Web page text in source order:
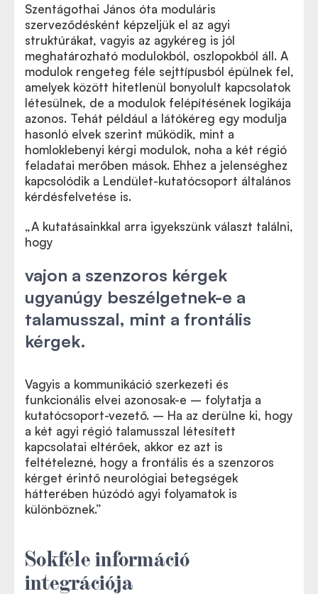
Szentágothai János óta moduláris
szerveződésként képzeljük el az agyi
struktúrákat, vagyis az agykéreg is jól
meghatározható modulokból, oszlopokból áll. A
modulok rengeteg féle sejttípusból épülnek fel,
amelyek között hitetlenül bonyolult kapcsolatok
létesülnek, de a modulok felépítésének logikája
azonos. Tehát például a látókéreg egy modulja
hasonló elvek szerint működik, mint a
homloklebenyi kérgi modulok, noha a két régió
feladatai merőben mások. Ehhez a jelenséghez
kapcsolódik a Lendület-kutatócsoport általános
kérdésfelvetése is.
„A kutatásainkkal arra igyekszünk választ találni,
hogy
vajon a szenzoros kérgek
ugyanúgy beszélgetnek-e a
talamusszal, mint a frontális
kérgek.
Vagyis a kommunikáció szerkezeti és
funkcionális elvei azonosak-e – folytatja a
kutatócsoport-vezető. – Ha az derülne ki, hogy
a két agyi régió talamusszal létesített
kapcsolatai eltérőek, akkor ez azt is
feltételezné, hogy a frontális és a szenzoros
kérget érintő neurológiai betegségek
hátterében húzódó agyi folyamatok is
különböznek.”
Sokféle információ
integrációja